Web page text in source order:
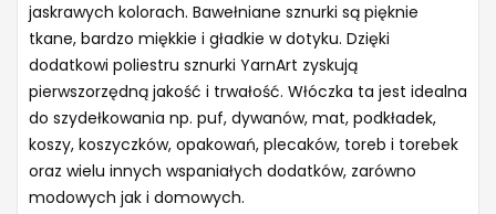
jaskrawych kolorach. Bawełniane sznurki są pięknie
tkane, bardzo miękkie i gładkie w dotyku. Dzięki
dodatkowi poliestru sznurki YarnArt zyskują
pierwszorzędną jakość i trwałość. Włóczka ta jest idealna
do szydełkowania np. puf, dywanów, mat, podkładek,
koszy, koszyczków, opakowań, plecaków, toreb i torebek
oraz wielu innych wspaniałych dodatków, zarówno
modowych jak i domowych.